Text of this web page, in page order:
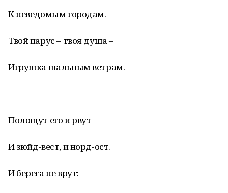
К неведомым городам.
Твой парус – твоя душа –
Игрушка шальным ветрам.
Полощут его и рвут
И зюйд-вест, и норд-ост.
И берега не врут: